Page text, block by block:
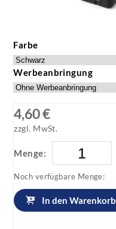
Farbe
Werbeanbringung
4,60 €
zzgl. MwSt.
Menge:
Noch verfügbare Menge:
In den Warenkorb